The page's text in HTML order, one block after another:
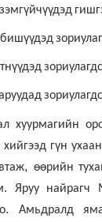
зэмгүйчүүдэд
бишүүдэд
хуурмагийн
хийгээд гүн ухаан
, өөрийн
. Яруу найрагч
.Амьдралд